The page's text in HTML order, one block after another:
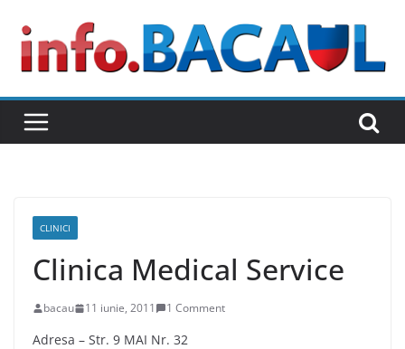
content
CLINICI
Clinica Medical Service
bacau 11 iunie, 2011 1 Comment
Adresa – Str. 9 MAI Nr. 32